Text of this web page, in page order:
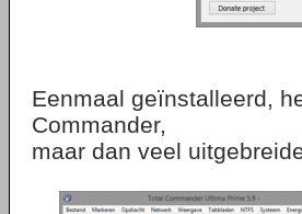
Eenmaal geïnstalleerd,
Commander,
maar dan veel